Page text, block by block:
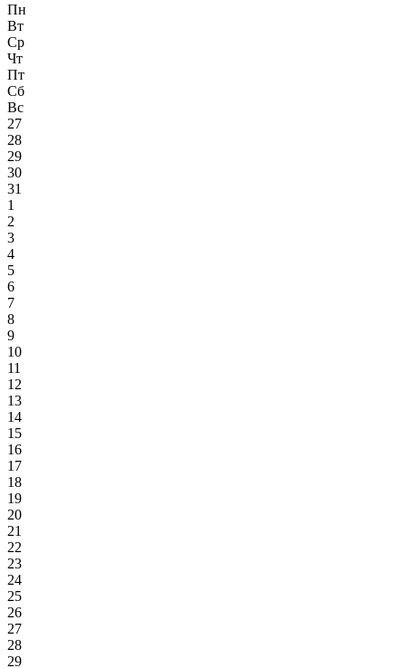
Пн
Вт
Ср
Чт
Пт
Сб
Вс
27
28
29
30
31
1
2
3
4
5
6
7
8
9
10
11
12
13
14
15
16
17
18
19
20
21
22
23
24
25
26
27
28
29